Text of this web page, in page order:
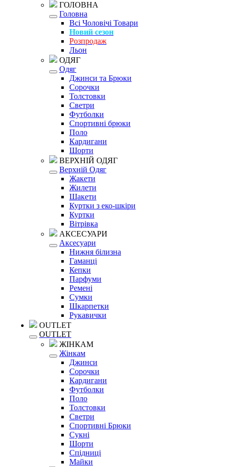
ГОЛОВНА
Головна
Всі Чоловічі Товари
Новий сезон
Розпродаж
Льон
ОДЯГ
Одяг
Джинси та Брюки
Сорочки
Толстовки
Светри
Футболки
Спортивні брюки
Поло
Кардигани
Шорти
ВЕРХНІЙ ОДЯГ
Верхній Одяг
Жакети
Жилети
Шакети
Куртки з еко-шкіри
Куртки
Вітрівка
АКСЕСУАРИ
Аксесуари
Нижня білизна
Гаманці
Кепки
Парфуми
Ремені
Сумки
Шкарпетки
Рукавички
OUTLET
OUTLET
ЖІНКАМ
Жінкам
Джинси
Сорочки
Кардигани
Футболки
Поло
Толстовки
Светри
Спортивні Брюки
Сукні
Шорти
Спідниці
Майки